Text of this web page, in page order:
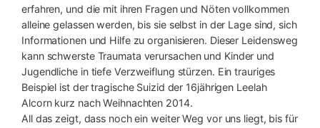
erfahren, und die mit ihren Fragen und Nöten vollkommen
alleine gelassen werden, bis sie selbst in der Lage sind, sich
Informationen und Hilfe zu organisieren. Dieser Leidensweg
kann schwerste Traumata verursachen und Kinder und
Jugendliche in tiefe Verzweiflung stürzen. Ein trauriges
Beispiel ist der tragische Suizid der 16jährigen Leelah
Alcorn kurz nach Weihnachten 2014.
All das zeigt, dass noch ein weiter Weg vor uns liegt, bis für